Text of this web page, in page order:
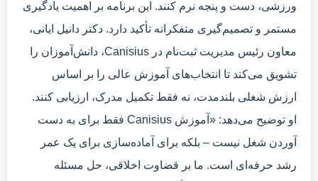
ورزشی، دست و پنجه نرم کنند. این برنامه بر اهمیت یادگیری
مستمر و تصمیم‌گیری متفکرانه تأکید دارد. دکتر دانیل ایانی،
معاون رئیس مدیریت ثبت‌نام در Canisius، دانش‌آموزان را
تشویق می‌کند تا انتخاب‌های آموزش عالی را بر اساس
ارزش شغلی بلندمدت، نه فقط تکمیل مدرک، ارزیابی کنند.
او توضیح می‌دهد: «آموزش Canisius فقط برای به دست
آوردن شغل نیست – بلکه برای آماده‌سازی برای یک عمر
رشد حرفه‌ای است. ما بر قضاوت اخلاقی، حل مسئله